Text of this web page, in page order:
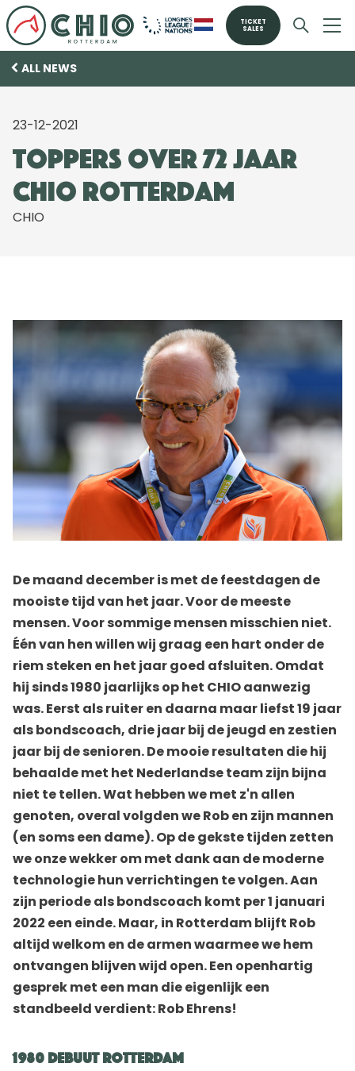
TICKET
SALES
ALL NEWS
23-12-2021
Toppers over 72 jaar
CHIO Rotterdam
CHIO
De maand december is met de feestdagen de
mooiste tijd van het jaar. Voor de meeste
mensen. Voor sommige mensen misschien niet.
Één van hen willen wij graag een hart onder de
riem steken en het jaar goed afsluiten. Omdat
hij sinds 1980 jaarlijks op het CHIO aanwezig
was. Eerst als ruiter en daarna maar liefst 19 jaar
als bondscoach, drie jaar bij de jeugd en zestien
jaar bij de senioren. De mooie resultaten die hij
behaalde met het Nederlandse team zijn bijna
niet te tellen. Wat hebben we met z'n allen
genoten, overal volgden we Rob en zijn mannen
(en soms een dame). Op de gekste tijden zetten
we onze wekker om met dank aan de moderne
technologie hun verrichtingen te volgen. Aan
zijn periode als bondscoach komt per 1 januari
2022 een einde. Maar, in Rotterdam blijft Rob
altijd welkom en de armen waarmee we hem
ontvangen blijven wijd open. Een openhartig
gesprek met een man die eigenlijk een
standbeeld verdient: Rob Ehrens!
1980 debuut Rotterdam